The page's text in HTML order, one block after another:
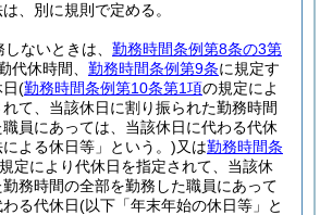
、別に規則で定める。
ないときは、 勤務時間条例第8条の3第
代休時間、 勤務時間条例第9条に規定す
(勤務時間条例第10条第1項の規定によ
て、当該休日に割り振られた勤務時間
員にあっては、当該休日に代わる代休
よる休日等」という。)又は勤務時間条
定により代休日を指定されて、当該休
務時間の全部を勤務した職員にあって
る代休日(以下「年末年始の休日等」と